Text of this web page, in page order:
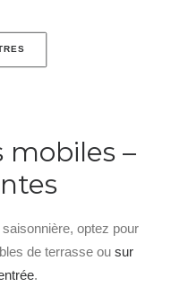
mobiles –
optez pour
de terrasse ou sur
.